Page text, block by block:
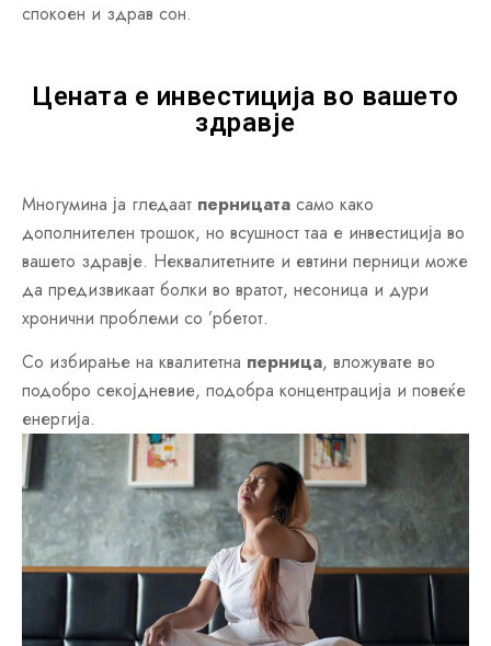
спокоен и здрав сон.
Цената e инвестиција во вашето
здравје
Многумина ја гледаат перницата само како
дополнителен трошок, но всушност таа е инвестиција во
вашето здравје. Неквалитетните и евтини перници може
да предизвикаат болки во вратот, несоница и дури
хронични проблеми со ’рбетот.
Со избирање на квалитетна перница, вложувате во
подобро секојдневие, подобра концентрација и повеќе
енергија.